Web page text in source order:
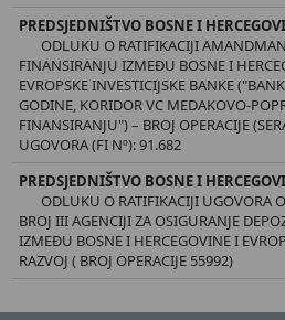
PREDSJEDNIŠTVO BOSNE I
ODLUKU O RATIFIKACIJI
FINANSIRANJU IZMEĐU BOSNE I
EVROPSKE INVESTICIJSKE BANKE
GODINE, KORIDOR VC MEDAKOVO-
FINANSIRANJU") – BROJ OPERACIJE
UGOVORA (FI Nº): 91.682
PREDSJEDNIŠTVO BOSNE I
ODLUKU O RATIFIKACIJI UGOVORA
BROJ III AGENCIJI ZA OSIGURANJE
IZMEĐU BOSNE I HERCEGOVINE I
RAZVOJ ( BROJ OPERACIJE 55992)